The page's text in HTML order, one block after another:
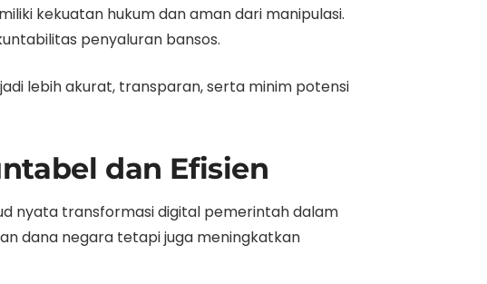
kekuatan hukum dan aman dari manipulasi.
penyaluran bansos.
lebih akurat, transparan, serta minim potensi
dan Efisien
nyata transformasi digital pemerintah dalam
dana negara tetapi juga meningkatkan